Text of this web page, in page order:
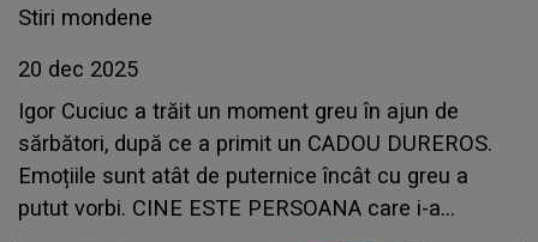
Stiri mondene
20 dec 2025
Igor Cuciuc a trăit un moment greu în ajun de
sărbători, după ce a primit un CADOU DUREROS.
Emoțiile sunt atât de puternice încât cu greu a
putut vorbi. CINE ESTE PERSOANA care i-a